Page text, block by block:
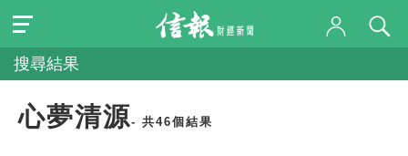
搜尋結果
心夢清源- 共46個結果